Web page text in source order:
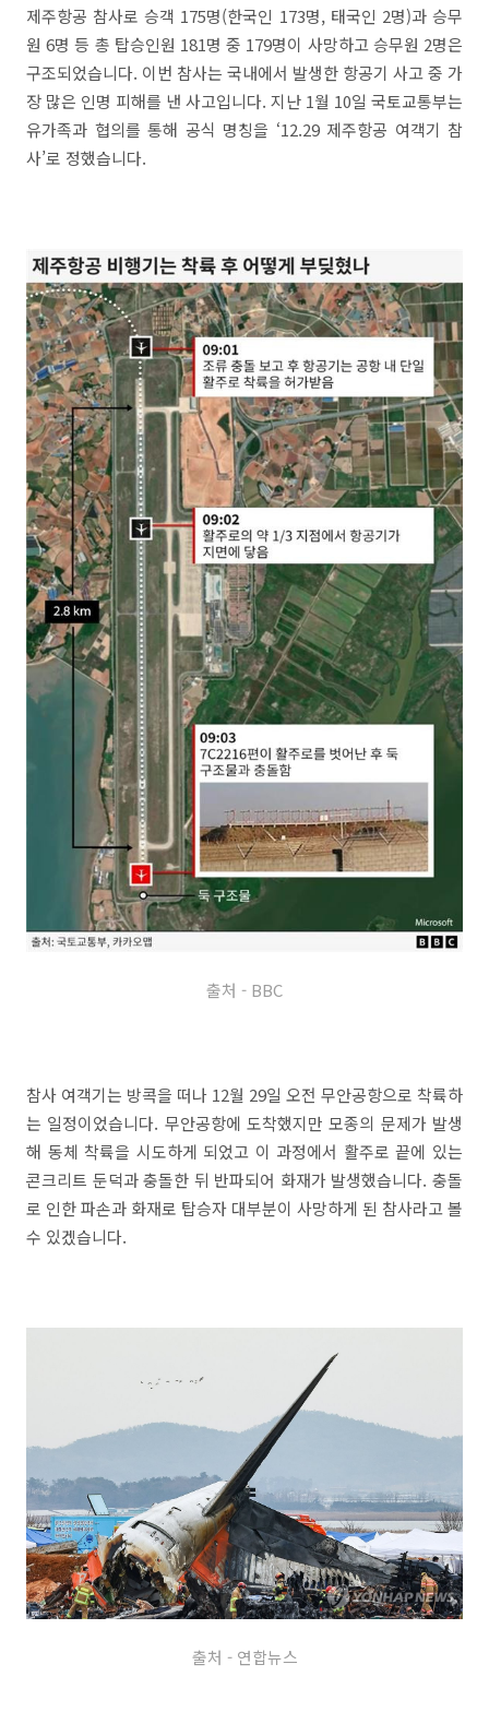
제주항공 참사로 승객 175명(한국인 173명, 태국인 2명)과 승무
원 6명 등 총 탑승인원 181명 중 179명이 사망하고 승무원 2명은
구조되었습니다. 이번 참사는 국내에서 발생한 항공기 사고 중 가
장 많은 인명 피해를 낸 사고입니다. 지난 1월 10일 국토교통부는
유가족과 협의를 통해 공식 명칭을 ‘12.29 제주항공 여객기 참
사’로 정했습니다.
출처 - BBC
참사 여객기는 방콕을 떠나 12월 29일 오전 무안공항으로 착륙하
는 일정이었습니다. 무안공항에 도착했지만 모종의 문제가 발생
해 동체 착륙을 시도하게 되었고 이 과정에서 활주로 끝에 있는
콘크리트 둔덕과 충돌한 뒤 반파되어 화재가 발생했습니다. 충돌
로 인한 파손과 화재로 탑승자 대부분이 사망하게 된 참사라고 볼
수 있겠습니다.
출처 - 연합뉴스